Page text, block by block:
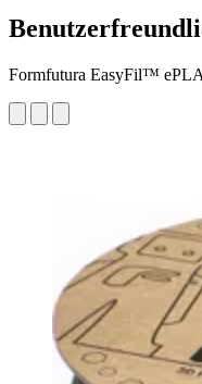
Formfutura EasyFil™